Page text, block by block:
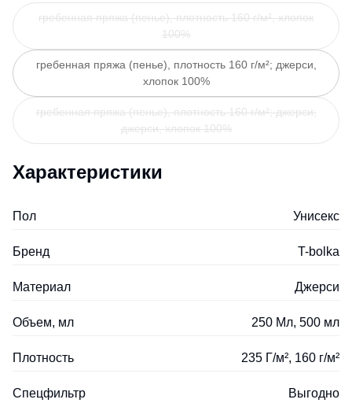
гребенная пряжа (пенье), плотность 160 г/м², хлопок
100%
гребенная пряжа (пенье), плотность 160 г/м²; джерси,
хлопок 100%
гребенная пряжа (пенье), плотность 160 г/м²; джерси;
джерси, хлопок 100%
Характеристики
Пол Унисекс
Бренд T-bolka
Материал Джерси
Объем, мл 250 Мл, 500 мл
Плотность 235 Г/м², 160 г/м²
Спецфильтр Выгодно